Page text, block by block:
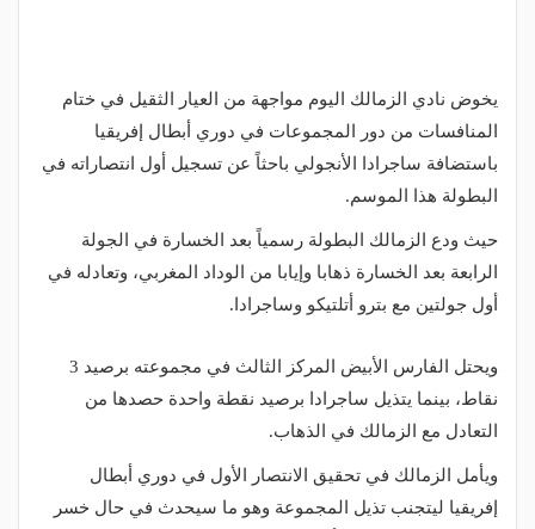
يخوض نادي الزمالك اليوم مواجهة من العيار الثقيل في ختام
المنافسات من دور المجموعات في دوري أبطال إفريقيا
باستضافة ساجرادا الأنجولي باحثاً عن تسجيل أول انتصاراته في
البطولة هذا الموسم.
حيث ودع الزمالك البطولة رسمياً بعد الخسارة في الجولة
الرابعة بعد الخسارة ذهابا وإيابا من الوداد المغربي، وتعادله في
أول جولتين مع بترو أتلتيكو وساجرادا.
ويحتل الفارس الأبيض المركز الثالث في مجموعته برصيد 3
نقاط، بينما يتذيل ساجرادا برصيد نقطة واحدة حصدها من
التعادل مع الزمالك في الذهاب.
ويأمل الزمالك في تحقيق الانتصار الأول في دوري أبطال
إفريقيا ليتجنب تذيل المجموعة وهو ما سيحدث في حال خسر